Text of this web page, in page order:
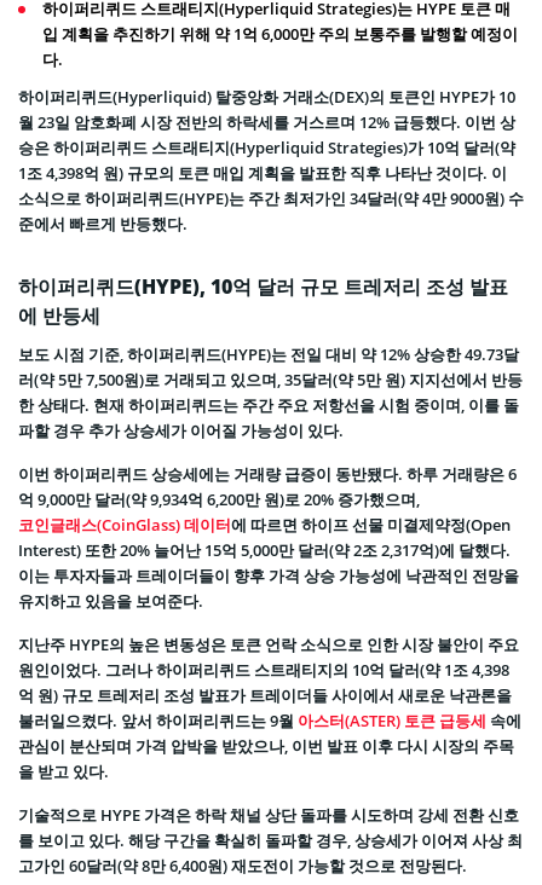
하이퍼리퀴드 스트래티지(Hyperliquid Strategies)는 HYPE 토큰 매
입 계획을 추진하기 위해 약 1억 6,000만 주의 보통주를 발행할 예정이
다.
하이퍼리퀴드(Hyperliquid) 탈중앙화 거래소(DEX)의 토큰인 HYPE가 10
월 23일 암호화폐 시장 전반의 하락세를 거스르며 12% 급등했다. 이번 상
승은 하이퍼리퀴드 스트래티지(Hyperliquid Strategies)가 10억 달러(약
1조 4,398억 원) 규모의 토큰 매입 계획을 발표한 직후 나타난 것이다. 이
소식으로 하이퍼리퀴드(HYPE)는 주간 최저가인 34달러(약 4만 9000원) 수
준에서 빠르게 반등했다.
하이퍼리퀴드(HYPE), 10억 달러 규모 트레저리 조성 발표
에 반등세
보도 시점 기준, 하이퍼리퀴드(HYPE)는 전일 대비 약 12% 상승한 49.73달
러(약 5만 7,500원)로 거래되고 있으며, 35달러(약 5만 원) 지지선에서 반등
한 상태다. 현재 하이퍼리퀴드는 주간 주요 저항선을 시험 중이며, 이를 돌
파할 경우 추가 상승세가 이어질 가능성이 있다.
이번 하이퍼리퀴드 상승세에는 거래량 급증이 동반됐다. 하루 거래량은 6
억 9,000만 달러(약 9,934억 6,200만 원)로 20% 증가했으며,
코인글래스(CoinGlass) 데이터에 따르면 하이프 선물 미결제약정(Open
Interest) 또한 20% 늘어난 15억 5,000만 달러(약 2조 2,317억)에 달했다.
이는 투자자들과 트레이더들이 향후 가격 상승 가능성에 낙관적인 전망을
유지하고 있음을 보여준다.
지난주 HYPE의 높은 변동성은 토큰 언락 소식으로 인한 시장 불안이 주요
원인이었다. 그러나 하이퍼리퀴드 스트래티지의 10억 달러(약 1조 4,398
억 원) 규모 트레저리 조성 발표가 트레이더들 사이에서 새로운 낙관론을
불러일으켰다. 앞서 하이퍼리퀴드는 9월 아스터(ASTER) 토큰 급등세 속에
관심이 분산되며 가격 압박을 받았으나, 이번 발표 이후 다시 시장의 주목
을 받고 있다.
기술적으로 HYPE 가격은 하락 채널 상단 돌파를 시도하며 강세 전환 신호
를 보이고 있다. 해당 구간을 확실히 돌파할 경우, 상승세가 이어져 사상 최
고가인 60달러(약 8만 6,400원) 재도전이 가능할 것으로 전망된다.